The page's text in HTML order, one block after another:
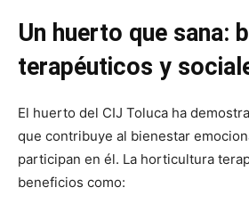
Un huerto que sana:
terapéuticos y
El huerto del CIJ Toluca ha
que contribuye al bienestar
participan en él. La horticultura
beneficios como: